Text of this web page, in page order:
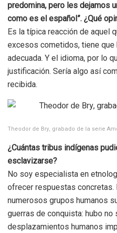
predomina, pero les dejamos
como es el español”. ¿Qué
Es la típica reacción de aquel
excesos cometidos, tiene que
adecuada. Y el idioma, por lo
justificación. Sería algo así
recibida.
Theodor de Bry, grabado de la serie
¿Cuántas tribus indígenas
esclavizarse?
No soy especialista en
ofrecer respuestas concretas.
numerosos grupos humanos
guerras de conquista: hubo
desplazamientos humanos